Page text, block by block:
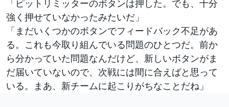
「ピットリミッターのボタンは押した。でも、十分
強く押せていなかったみたいだ」
「まだいくつかのボタンでフィードバック不足があ
る。これも今取り組んでいる問題のひとつだ。前か
ら分かっていた問題なんだけど、新しいボタンがま
だ届いていないので、次戦には間に合えばと思って
いる。まあ、新チームに起こりがちなことだね」